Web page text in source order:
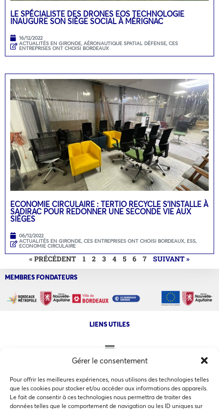
Gérer le consentement
Pour offrir les meilleures expériences, nous utilisons des technologies telles
que les cookies pour stocker et/ou accéder aux informations des appareils.
Le fait de consentir à ces technologies nous permettra de traiter des
données telles que le comportement de navigation ou les ID uniques sur
LE SPÉCIALISTE DES DRONES EOS TECHNOLOGIE
INAUGURE SON SIÈGE SOCIAL À MÉRIGNAC
16/12/2022
ACTUALITÉS EN GIRONDE, AÉRONAUTIQUE SPATIAL DÉFENSE, CES
ENTREPRISES ONT CHOISI BORDEAUX
ECONOMIE CIRCULAIRE : TERTIO RECYCLE S’INSTALLE À
SADIRAC POUR REDONNER UNE SECONDE VIE AUX
SIÈGES
06/12/2022
ACTUALITÉS EN GIRONDE, CES ENTREPRISES ONT CHOISI BORDEAUX, ESS,
ECONOMIE CIRCULAIRE
« PRÉCÉDENT 1 2 3 4 5 6 7 SUIVANT »
MEMBRES FONDATEURS
LIENS UTILES